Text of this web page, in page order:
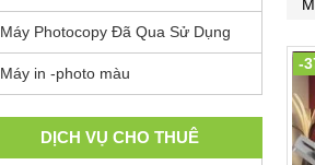
-
Máy Photocopy Đã Qua Sử Dụng
Máy in -photo màu
DỊCH VỤ CHO THUÊ